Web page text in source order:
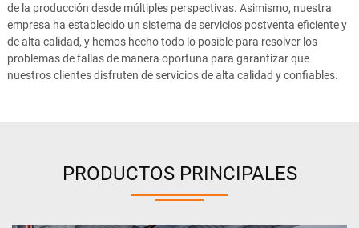
de la producción desde múltiples perspectivas. Asimismo, nuestra
empresa ha establecido un sistema de servicios postventa eficiente y
de alta calidad, y hemos hecho todo lo posible para resolver los
problemas de fallas de manera oportuna para garantizar que
nuestros clientes disfruten de servicios de alta calidad y confiables.
PRODUCTOS PRINCIPALES